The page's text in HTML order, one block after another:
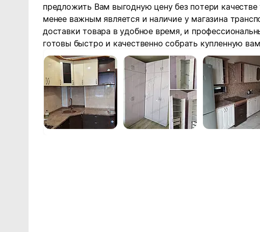
предложить Вам выгодную цену без потери
менее важным является и наличие у магазина
доставки товара в удобное время, и
готовы быстро и качественно собрать купленную